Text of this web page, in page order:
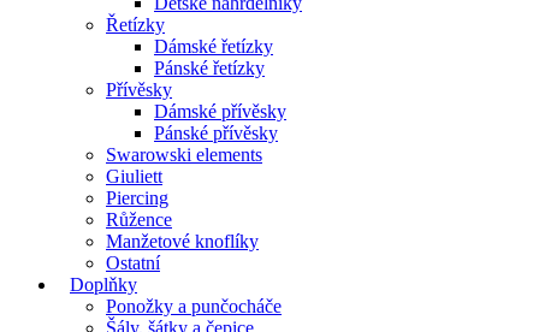
Řetízky
Dámské řetízky
Pánské řetízky
Přívěsky
Dámské přívěsky
Pánské přívěsky
Swarowski elements
Giuliett
Piercing
Růžence
Manžetové knoflíky
Ostatní
Doplňky
Ponožky a punčocháče
Šály, šátky a čepice